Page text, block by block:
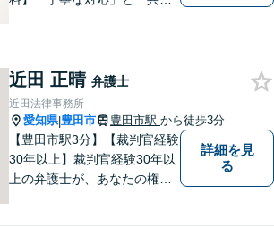
近田 正晴 弁護士
近田法律事務所
愛知県|豊田市 豊田市駅 から徒歩3分
【豊田市駅3分】【裁判官経験
30年以上】裁判官経験30年以
上の弁護士が、あなたの権利
詳細を見
る